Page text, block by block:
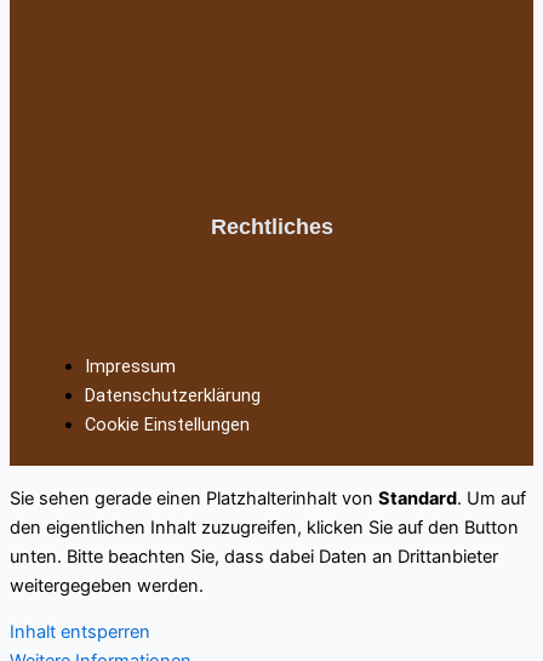
Rechtliches
Impressum
Datenschutzerklärung
Cookie Einstellungen
Sie sehen gerade einen Platzhalterinhalt von Standard. Um auf
den eigentlichen Inhalt zuzugreifen, klicken Sie auf den Button
unten. Bitte beachten Sie, dass dabei Daten an Drittanbieter
weitergegeben werden.
Inhalt entsperren